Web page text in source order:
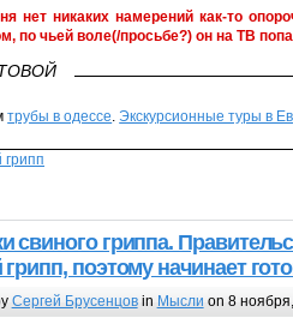
нет никаких намерений как-то
по чьей воле(/просьбе?) он на ТВ
трубы в одессе.Экскурсионные туры в
грипп
свиного гриппа.
поэтому начинает
Сергей Брусенцовin Мысли on 8